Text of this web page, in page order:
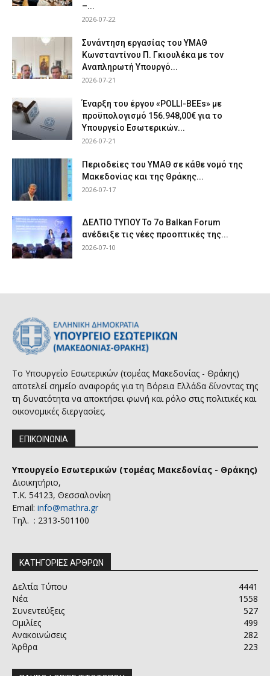
–...
2026-07-22
Συνάντηση εργασίας του ΥΜΑΘ
Κωνσταντίνου Π. Γκιουλέκα με τον
Αναπληρωτή Υπουργό...
2026-07-21
Έναρξη του έργου «POLLI-BEEs» με
προϋπολογισμό 156.948,00€ για το
Υπουργείο Εσωτερικών...
2026-07-21
Περιοδείες του ΥΜΑΘ σε κάθε νομό της
Μακεδονίας και της Θράκης...
2026-07-17
ΔΕΛΤΙΟ ΤΥΠΟΥ Το 7ο Balkan Forum
ανέδειξε τις νέες προοπτικές της...
2026-07-10
Το Υπουργείο Εσωτερικών (τομέας Μακεδονίας - Θράκης)
αποτελεί σημείο αναφοράς για τη Βόρεια Ελλάδα δίνοντας της
τη δυνατότητα να αποκτήσει φωνή και ρόλο στις πολιτικές και
οικονομικές διεργασίες.
ΕΠΙΚΟΙΝΩΝΙΑ
Υπουργείο Εσωτερικών (τομέας Μακεδονίας - Θράκης)
Διοικητήριο,
Τ.Κ. 54123, Θεσσαλονίκη
Email: info@mathra.gr
Τηλ. : 2313-501100
ΚΑΤΗΓΟΡΙΕΣ ΑΡΘΡΩΝ
Δελτία Τύπου
4441
Νέα
1558
Συνεντεύξεις
527
Ομιλίες
499
Ανακοινώσεις
282
Άρθρα
223